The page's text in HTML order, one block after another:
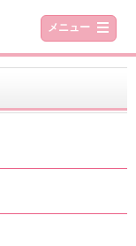
メニュー